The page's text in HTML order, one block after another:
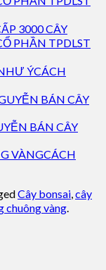
3000 CÂY
PHẦN TPDLST
CÁCH
BÁN CÂY
CÁCH
Cây bonsai,cây
chuông vàng.